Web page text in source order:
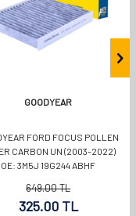
GOODYEAR
FORD FOCUS POLLEN
CARBON UN (2003-2022)
OE: 3M5J 19G244 ABHF
649.00TL
325.00TL